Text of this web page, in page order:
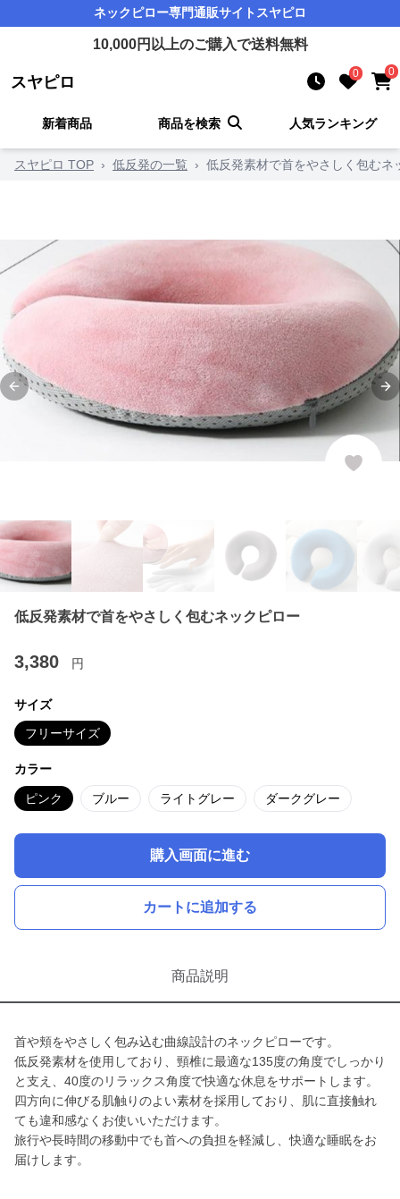
ネックピロー専門通販サイト スヤピロ
10,000円以上のご購入で送料無料
スヤピロ 0 0
新着商品 商品を検索 人気ランキング
スヤピロ TOP › 低反発の一覧 › 低反発素材で首をやさしく包むネ
Previous slide
低反発素材で首をやさしく包むネックピロー
3,380 円
サイズ
フリーサイズ
カラー
ピンク ブルー ライトグレー ダークグレー
購入画面に進む
カートに追加する
商品説明
首や頬をやさしく包み込む曲線設計のネックピローです。
低反発素材を使用しており、頸椎に最適な135度の角度でしっかり
と支え、40度のリラックス角度で快適な休息をサポートします。
四方向に伸びる肌触りのよい素材を採用しており、肌に直接触れ
ても違和感なくお使いいただけます。
旅行や長時間の移動中でも首への負担を軽減し、快適な睡眠をお
届けします。